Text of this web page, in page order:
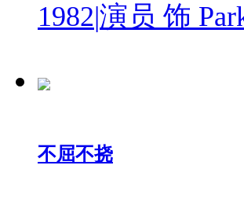
1982|演员 饰
不屈不挠